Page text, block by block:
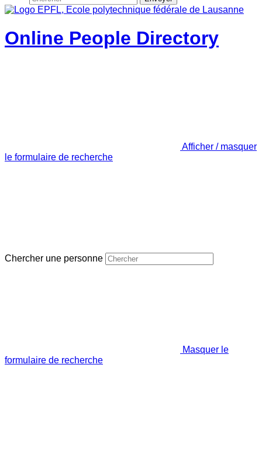
Online People Directory
Afficher / masquer
le formulaire de recherche
Chercher une personne
Masquer le
formulaire de recherche